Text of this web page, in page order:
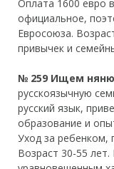
Оплата 1600 евро
официальное,
Евросоюза.
привычек и
№ 259 Ищем няню
русскоязычную
русский язык,
образование и
Уход за ребенком,
Возраст 30-55